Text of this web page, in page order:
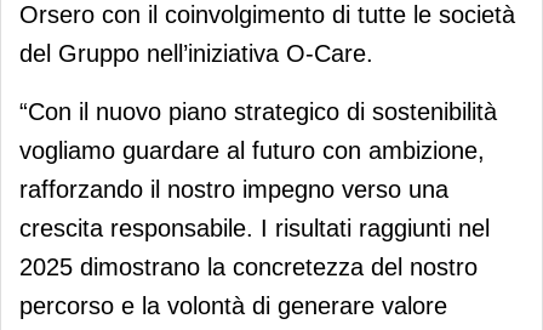
Orsero con il coinvolgimento di tutte le società
del Gruppo nell’iniziativa O-Care.
“Con il nuovo piano strategico di sostenibilità
vogliamo guardare al futuro con ambizione,
rafforzando il nostro impegno verso una
crescita responsabile. I risultati raggiunti nel
2025 dimostrano la concretezza del nostro
percorso e la volontà di generare valore